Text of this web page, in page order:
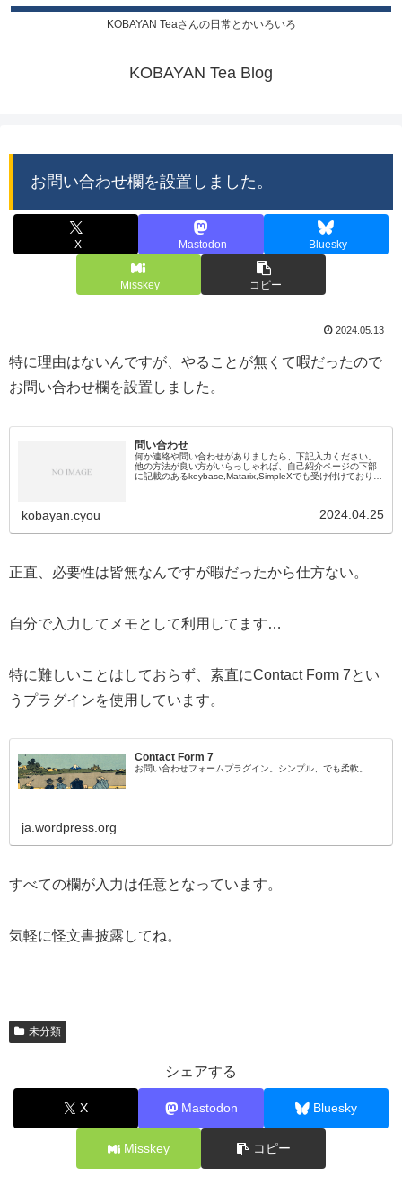
KOBAYAN Teaさんの日常とかいろいろ
KOBAYAN Tea Blog
お問い合わせ欄を設置しました。
X Mastodon Bluesky
Misskey コピー
2024.05.13
特に理由はないんですが、やることが無くて暇だったので
お問い合わせ欄を設置しました。
問い合わせ
何か連絡や問い合わせがありましたら、下記入力ください。
他の方法が良い方がいらっしゃれば、自己紹介ページの下部
に記載のあるkeybase,Matarix,SimpleXでも受け付けておりま
kobayan.cyou 2024.04.25
正直、必要性は皆無なんですが暇だったから仕方ない。
自分で入力してメモとして利用してます…
特に難しいことはしておらず、素直にContact Form 7とい
うプラグインを使用しています。
Contact Form 7
お問い合わせフォームプラグイン。シンプル、でも柔軟。
ja.wordpress.org
すべての欄が入力は任意となっています。
気軽に怪文書披露してね。
未分類
シェアする
X Mastodon Bluesky
Misskey コピー